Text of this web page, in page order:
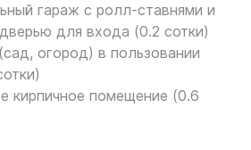
гараж с ролл-ставнями и
для входа (0.2 сотки)
огород) в пользовании
кирпичное помещение (0.6